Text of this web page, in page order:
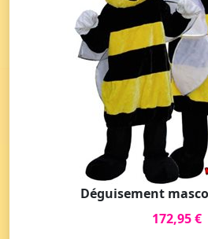
Déguisement
172,95 €